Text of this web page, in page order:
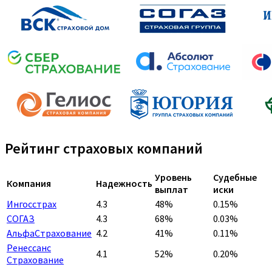
Рейтинг страховых компаний
Компания Надежность Уровень
выплат
Судебные
иски
Ингосстрах
4.3 48%
0.15%
СОГАЗ
4.3 68%
0.03%
АльфаСтрахование 4.2 41%
0.11%
Ренессанс
Страхование
4.1 52%
0.20%